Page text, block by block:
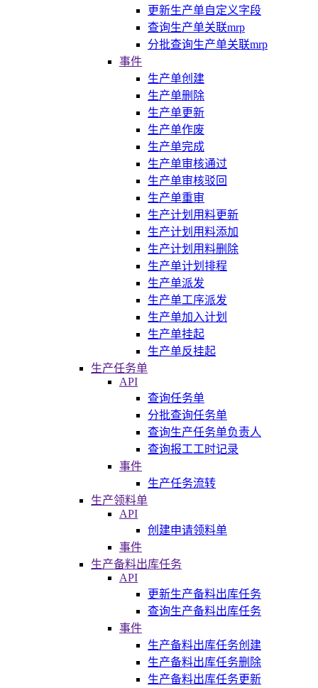
更新生产单自定义字段
查询生产单关联mrp
分批查询生产单关联mrp
事件
生产单创建
生产单删除
生产单更新
生产单作废
生产单完成
生产单审核通过
生产单审核驳回
生产单重审
生产计划用料更新
生产计划用料添加
生产计划用料删除
生产单计划排程
生产单派发
生产单工序派发
生产单加入计划
生产单挂起
生产单反挂起
生产任务单
API
查询任务单
分批查询任务单
查询生产任务单负责人
查询报工工时记录
事件
生产任务流转
生产领料单
API
创建申请领料单
事件
生产备料出库任务
API
更新生产备料出库任务
查询生产备料出库任务
事件
生产备料出库任务创建
生产备料出库任务删除
生产备料出库任务更新